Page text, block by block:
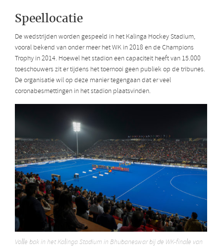
Speellocatie
De wedstrijden worden gespeeld in het Kalinga Hockey Stadium,
vooral bekend van onder meer het WK in 2018 en de Champions
Trophy in 2014. Hoewel het stadion een capaciteit heeft van 15.000
toeschouwers zit er tijdens het toernooi geen publiek op de tribunes.
De organisatie wil op deze manier tegengaan dat er veel
coronabesmettingen in het stadion plaatsvinden.
Volle bak in het Kalinga Stadium in Bhubaneswar bij de WK-finale van